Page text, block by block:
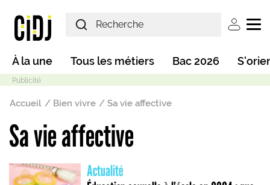
User
Main navigation
À la une Tous les métiers Bac 2026
Mode sombre
Fil d'Ariane
Accueil Bien vivre Sa vie affective
Sa vie affective
Actualité